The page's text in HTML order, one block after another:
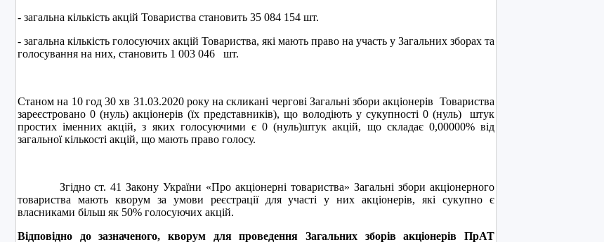
- загальна кількість акцій Товариства становить 35 084 154 шт.
- загальна кількість голосуючих акцій Товариства, які мають право на участь у Загальних зборах та
голосування на них, становить 1 003 046 шт.
Станом на 10 год 30 хв 31.03.2020 року на скликані чергові Загальні збори акціонерів Товариства
зареєстровано 0 (нуль) акціонерів (їх представників), що володіють у сукупності 0 (нуль) штук
простих іменних акцій, з яких голосуючими є 0 (нуль)штук акцій, що складає 0,00000% від
загальної кількості акцій, що мають право голосу.
Згідно ст. 41 Закону України «Про акціонерні товариства» Загальні збори акціонерного
товариства мають кворум за умови реєстрації для участі у них акціонерів, які сукупно є
власниками більш як 50% голосуючих акцій.
Відповідно до зазначеного, кворум для проведення Загальних зборів акціонерів ПрАТ